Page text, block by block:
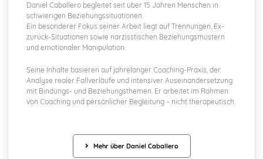
Daniel Caballero begleitet seit über 15 Jahren Menschen in
schwierigen Beziehungssituationen.
Ein besonderer Fokus seiner Arbeit liegt auf Trennungen, Ex-
zurück-Situationen sowie narzisstischen Beziehungsmustern
und emotionaler Manipulation.
Seine Inhalte basieren auf jahrelanger Coaching-Praxis, der
Analyse realer Fallverläufe und intensiver Auseinandersetzung
mit Bindungs- und Beziehungsthemen. Er arbeitet im Rahmen
von Coaching und persönlicher Begleitung – nicht therapeutisch.
Mehr über Daniel Caballero